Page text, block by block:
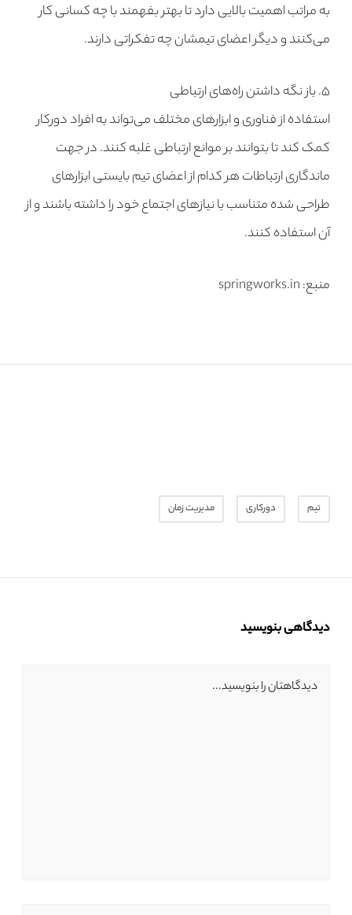
به مراتب اهمیت بالایی دارد تا بهتر بفهمند با چه کسانی کار
می‌کنند و دیگر اعضای تیمشان چه تفکراتی دارند.
۵. باز نگه داشتن راه‌های ارتباطی
استفاده از فناوری و ابزارهای مختلف می‌تواند به افراد دورکار
کمک کند تا بتوانند بر موانع ارتباطی غلبه کنند. در جهت
ماندگاری ارتباطات هر کدام از اعضای تیم بایستی ابزارهای
طراحی شده متناسب با نیازهای اجتماع خود را داشته باشند و از
آن استفاده کنند.
منبع: springworks.in
تیم دورکاری مدیریت زمان
دیدگاهی بنویسید
دیدگاهتان را بنویسید...